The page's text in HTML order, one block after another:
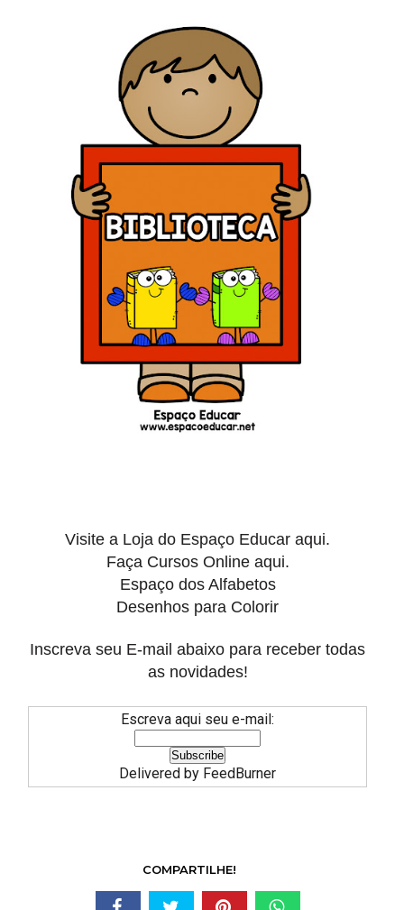
Visite a Loja do Espaço Educar aqui.
Faça Cursos Online aqui.
Espaço dos Alfabetos
Desenhos para Colorir
Inscreva seu E-mail abaixo para receber todas
as novidades!
Escreva aqui seu e-mail:
Delivered by FeedBurner
COMPARTILHE!